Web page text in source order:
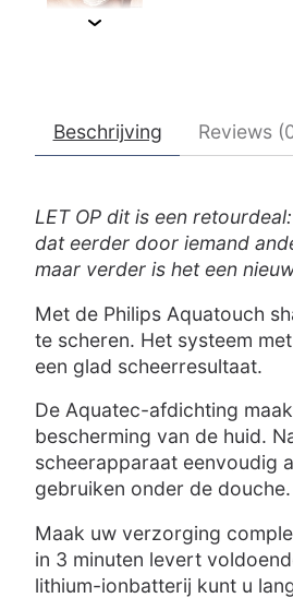
Beschrijving Reviews
LET OP dit is een
dat eerder door iemand
maar verder is het een
Met de Philips Aquatouch
te scheren. Het systeem
een glad scheerresultaat.
De Aquatec-afdichting
bescherming van de huid.
scheerapparaat eenvoudig
gebruiken onder de douche.
Maak uw verzorging
in 3 minuten levert
lithium-ionbatterij kunt u